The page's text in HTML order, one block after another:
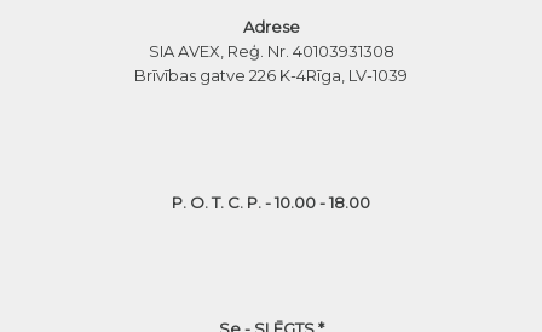
Adrese
SIA AVEX, Reģ. Nr. 40103931308
Brīvības gatve 226 K-4Rīga, LV-1039
P. O. T. C. P. - 10.00 - 18.00